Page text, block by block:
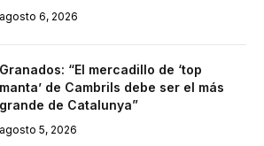
agosto 6, 2026
Granados: “El mercadillo de ‘top
manta’ de Cambrils debe ser el más
grande de Catalunya”
agosto 5, 2026